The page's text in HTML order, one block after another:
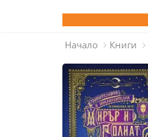
Начало Книги